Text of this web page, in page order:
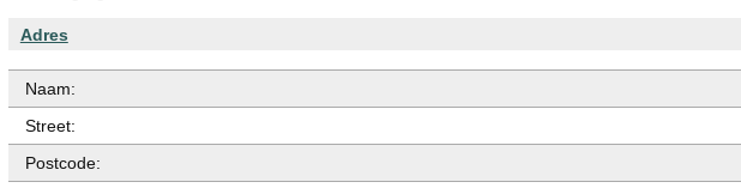
Adres
Naam:
Street:
Postcode: